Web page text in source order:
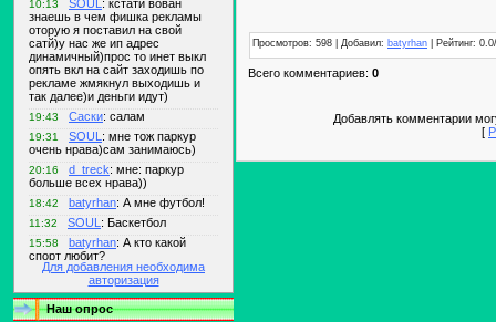
Для добавления необходима
авторизация
Наш опрос
Просмотров: 598 | Добавил: batyrhan | Рейтинг:
Всего комментариев: 0
Добавлять комментарии
[